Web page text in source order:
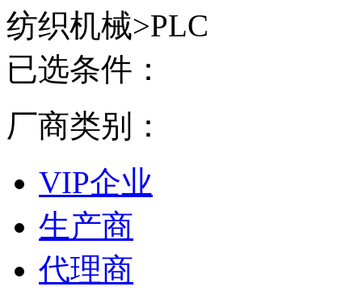
纺织机械>PLC
已选条件：
厂商类别：
VIP企业
生产商
代理商